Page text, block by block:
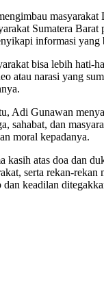
masyarakat
Sumatera
informasi yang
bisa lebih hati-
atau narasi yang
Adi Gunawan
sahabat, dan
moral kepadanya.
kasih atas doa dan
serta rekan-rekan
dan keadilan